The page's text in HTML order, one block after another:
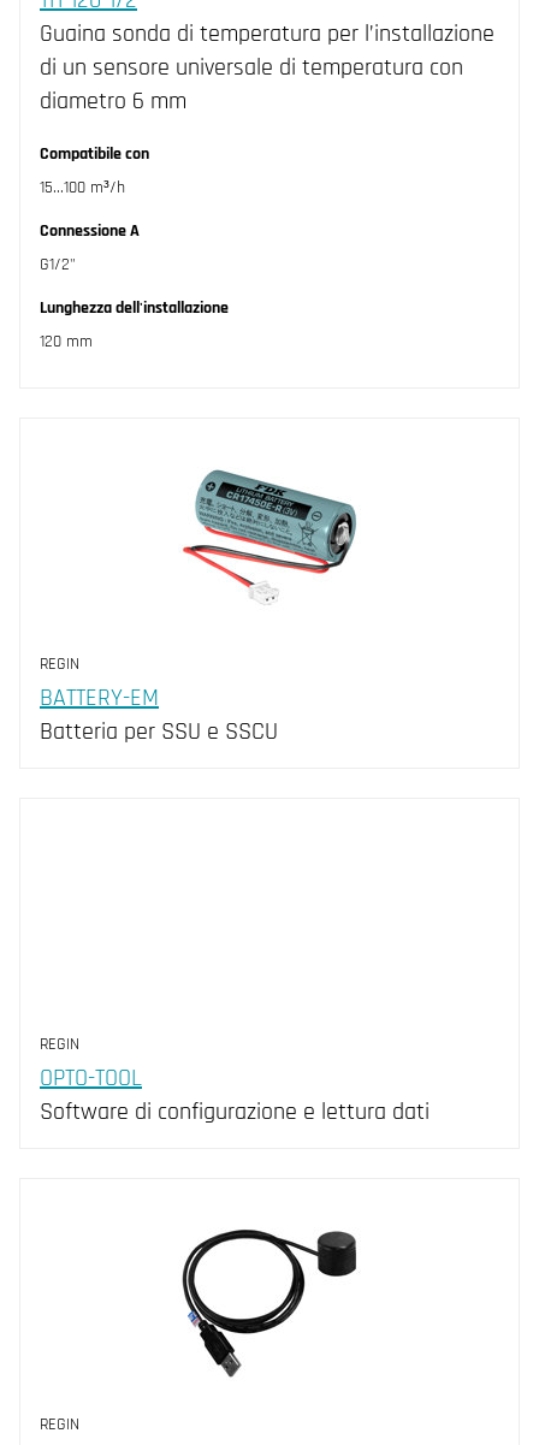
Guaina sonda di temperatura per l’installazione
di un sensore universale di temperatura con
diametro 6 mm
Compatibile con
15...100 m³/h
Connessione A
G1/2"
Lunghezza dell'installazione
120 mm
REGIN
BATTERY-EM
Batteria per SSU e SSCU
REGIN
OPTO-TOOL
Software di configurazione e lettura dati
REGIN